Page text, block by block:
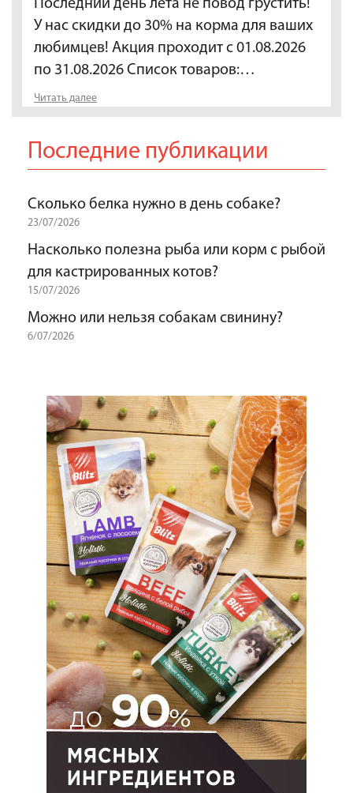
Последний день лета не повод грустить!
У нас скидки до 30% на корма для ваших
любимцев! Акция проходит с 01.08.2026
по 31.08.2026 Список товаров:…
Читать далее
Последние публикации
Сколько белка нужно в день собаке?
23/07/2026
Насколько полезна рыба или корм с рыбой
для кастрированных котов?
15/07/2026
Можно или нельзя собакам свинину?
6/07/2026